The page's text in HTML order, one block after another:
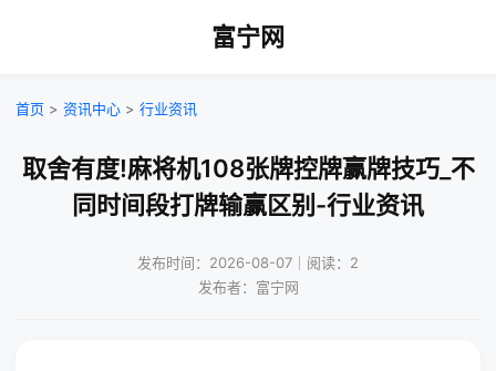
富宁网
首页 > 资讯中心 > 行业资讯
取舍有度!麻将机108张牌控牌赢牌技巧_不
同时间段打牌输赢区别-行业资讯
发布时间：2026-08-07｜阅读：2
发布者：富宁网